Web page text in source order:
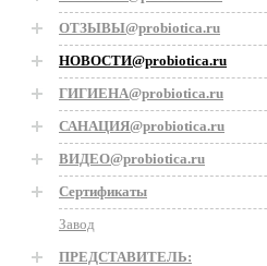
ОТЗЫВЫ@probiotica.ru
НОВОСТИ@probiotica.ru
ГИГИЕНА@probiotica.ru
САНАЦИЯ@probiotica.ru
ВИДЕО@probiotica.ru
Сертификаты
Завод
ПРЕДСТАВИТЕЛЬ: